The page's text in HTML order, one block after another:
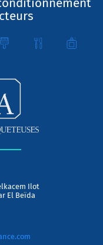
Ilot
El Beïda